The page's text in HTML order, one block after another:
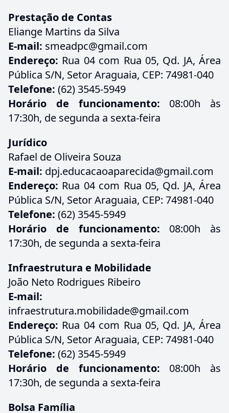
Prestação de Contas
Eliange Martins da Silva
E-mail: smeadpc@gmail.com
Endereço: Rua 04 com Rua 05, Qd. JA, Área
Pública S/N, Setor Araguaia, CEP: 74981-040
Telefone: (62) 3545-5949
Horário de funcionamento: 08:00h às
17:30h, de segunda a sexta-feira
Jurídico
Rafael de Oliveira Souza
E-mail: dpj.educacaoaparecida@gmail.com
Endereço: Rua 04 com Rua 05, Qd. JA, Área
Pública S/N, Setor Araguaia, CEP: 74981-040
Telefone: (62) 3545-5949
Horário de funcionamento: 08:00h às
17:30h, de segunda a sexta-feira
Infraestrutura e Mobilidade
João Neto Rodrigues Ribeiro
E-mail:
infraestrutura.mobilidade@gmail.com
Endereço: Rua 04 com Rua 05, Qd. JA, Área
Pública S/N, Setor Araguaia, CEP: 74981-040
Telefone: (62) 3545-5949
Horário de funcionamento: 08:00h às
17:30h, de segunda a sexta-feira
Bolsa Família